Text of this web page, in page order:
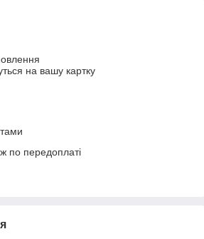
на вашу картку
по передоплаті